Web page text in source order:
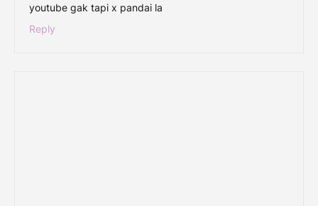
youtube gak tapi x pandai la
Reply